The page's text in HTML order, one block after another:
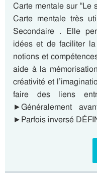
Carte mentale sur “Le
Carte mentale très
Secondaire . Elle
idées et de faciliter
notions et
aide à la
créativité et
faire des liens
►Généralement
►Parfois inversé